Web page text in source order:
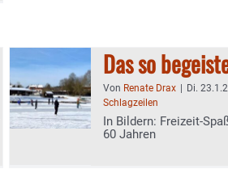
Das so
Von Renate Drax Di.
Schlagzeilen
In Bildern: Freizeit-
60 Jahren